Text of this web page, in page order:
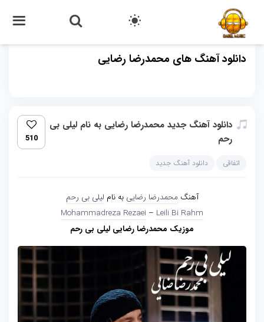
دانلود آهنگ های محمدرضا رضایی
دانلود آهنگ جدید محمدرضا رضایی به نام لیلی بی
رحم
510
اتفاقی دانلود آهنگ جدید
آهنگ محمدرضا رضایی به نام لیلی بی رحم
Mohammadreza Rezaei – Leili Bi Rahm
موزیک محمدرضا رضایی لیلی بی رحم